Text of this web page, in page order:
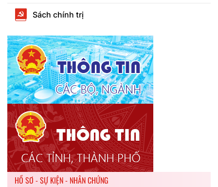
Sách chính trị
HỒ SƠ - SỰ KIỆN - NHÂN CHỨNG